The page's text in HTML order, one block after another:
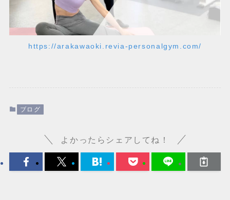
https://arakawaoki.revia-personalgym.com/
ブログ
よかったらシェアしてね！